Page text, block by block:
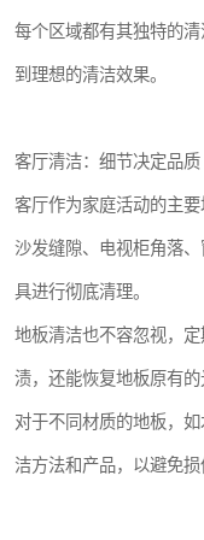
每个区域都有其独特的
到理想的清洁效果。
客厅清洁：细节决定品质
客厅作为家庭活动的主
沙发缝隙、电视柜角落
具进行彻底清理。
地板清洁也不容忽视，
渍，还能恢复地板原有的
对于不同材质的地板，
洁方法和产品，以避免损